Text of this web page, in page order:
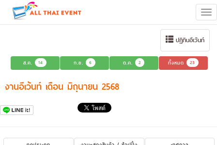
ปฏิทินอีเว้นท์
ส.ค. 14 ก.ย. 6 ต.ค. 2 ทั้งหมด 23
งานอีเว้นท์ เดือน มิถุนายน 2568